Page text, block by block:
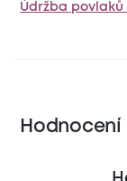
Údržba
Hodnocení